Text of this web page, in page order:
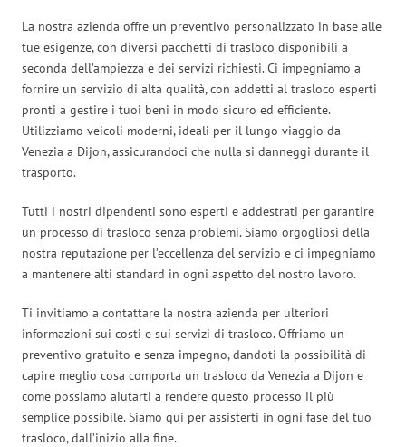
La nostra azienda offre un preventivo personalizzato in base alle
tue esigenze, con diversi pacchetti di trasloco disponibili a
seconda dell’ampiezza e dei servizi richiesti. Ci impegniamo a
fornire un servizio di alta qualità, con addetti al trasloco esperti
pronti a gestire i tuoi beni in modo sicuro ed efficiente.
Utilizziamo veicoli moderni, ideali per il lungo viaggio da
Venezia a Dijon, assicurandoci che nulla si danneggi durante il
trasporto.
Tutti i nostri dipendenti sono esperti e addestrati per garantire
un processo di trasloco senza problemi. Siamo orgogliosi della
nostra reputazione per l’eccellenza del servizio e ci impegniamo
a mantenere alti standard in ogni aspetto del nostro lavoro.
Ti invitiamo a contattare la nostra azienda per ulteriori
informazioni sui costi e sui servizi di trasloco. Offriamo un
preventivo gratuito e senza impegno, dandoti la possibilità di
capire meglio cosa comporta un trasloco da Venezia a Dijon e
come possiamo aiutarti a rendere questo processo il più
semplice possibile. Siamo qui per assisterti in ogni fase del tuo
trasloco, dall’inizio alla fine.